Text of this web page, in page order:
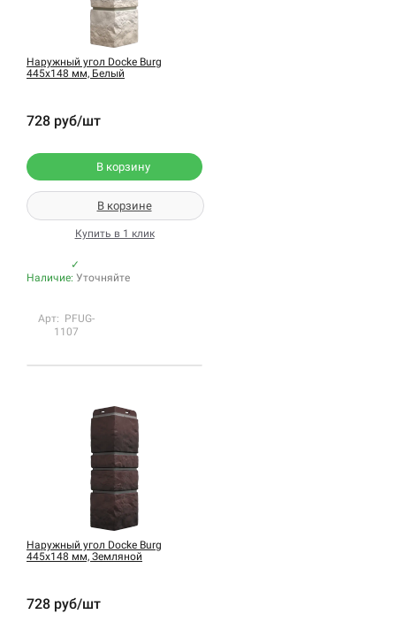
Наружный угол Docke Burg
445х148 мм, Белый
728 руб/шт
В корзину
В корзине
Купить в 1 клик
✓
Наличие: Уточняйте
Арт: PFUG-
1107
Наружный угол Docke Burg
445х148 мм, Земляной
728 руб/шт